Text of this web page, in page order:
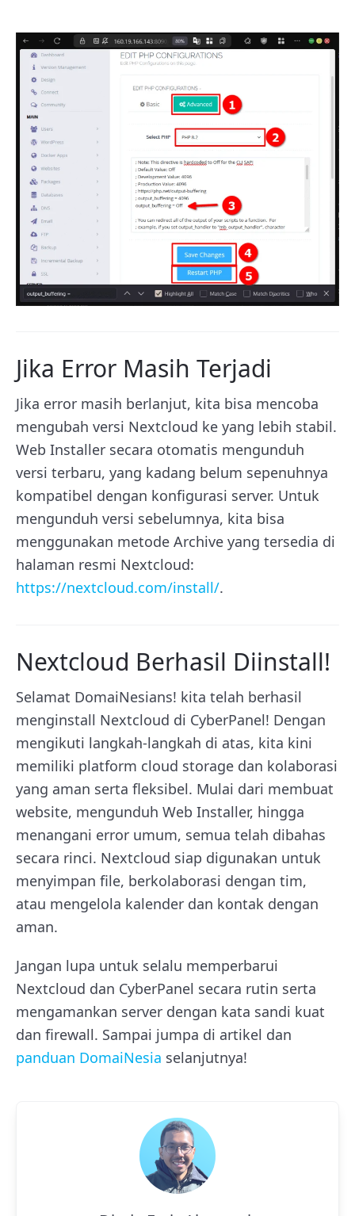
Jika Error Masih Terjadi
Jika error masih berlanjut, kita bisa mencoba
mengubah versi Nextcloud ke yang lebih stabil.
Web Installer secara otomatis mengunduh
versi terbaru, yang kadang belum sepenuhnya
kompatibel dengan konfigurasi server. Untuk
mengunduh versi sebelumnya, kita bisa
menggunakan metode Archive yang tersedia di
halaman resmi Nextcloud:
https://nextcloud.com/install/.
Nextcloud Berhasil Diinstall!
Selamat DomaiNesians! kita telah berhasil
menginstall Nextcloud di CyberPanel! Dengan
mengikuti langkah-langkah di atas, kita kini
memiliki platform cloud storage dan kolaborasi
yang aman serta fleksibel. Mulai dari membuat
website, mengunduh Web Installer, hingga
menangani error umum, semua telah dibahas
secara rinci. Nextcloud siap digunakan untuk
menyimpan file, berkolaborasi dengan tim,
atau mengelola kalender dan kontak dengan
aman.
Jangan lupa untuk selalu memperbarui
Nextcloud dan CyberPanel secara rutin serta
mengamankan server dengan kata sandi kuat
dan firewall. Sampai jumpa di artikel dan
panduan DomaiNesia selanjutnya!